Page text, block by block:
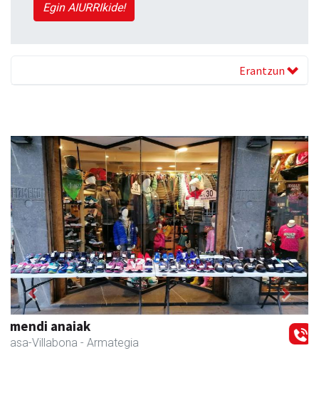
Egin AIURRIkide!
Erantzun
Akam espazioa
Amasa-Villabona - Arropa-dendak
Previous Next